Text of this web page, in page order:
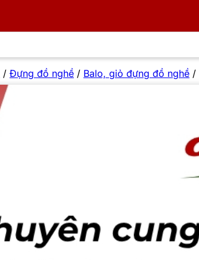
/ Đựng đồ nghề / Balo, giỏ đựng đồ nghề /